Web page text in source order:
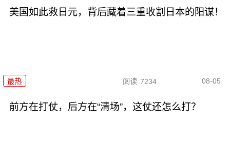
美国如此救日元，背后藏着三重收割日本的阳谋！
最热 阅读 7234 08-05
前方在打仗，后方在“清场”，这仗还怎么打？